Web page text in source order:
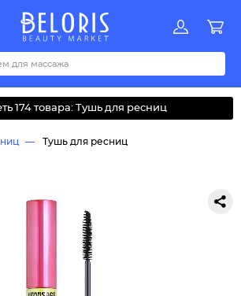
Акции
LMNOPQRSTUVWYZАБВДЗИМОКЛНПРСТУФ
174 товара: Тушь для ресниц
Тушь для ресниц